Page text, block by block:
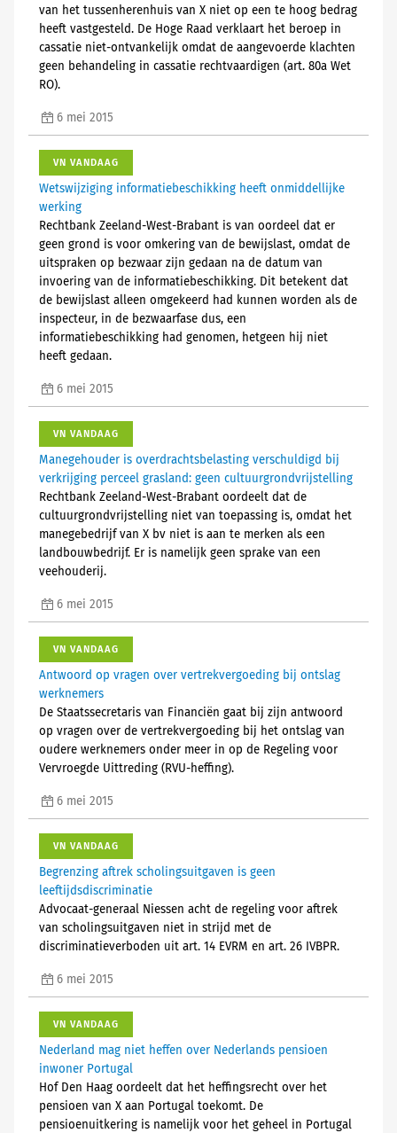
van het tussenherenhuis van X niet op een te hoog bedrag
heeft vastgesteld. De Hoge Raad verklaart het beroep in
cassatie niet-ontvankelijk omdat de aangevoerde klachten
geen behandeling in cassatie rechtvaardigen (art. 80a Wet
RO).
6 mei 2015
VN VANDAAG
Wetswijziging informatiebeschikking heeft onmiddellijke
werking
Rechtbank Zeeland-West-Brabant is van oordeel dat er
geen grond is voor omkering van de bewijslast, omdat de
uitspraken op bezwaar zijn gedaan na de datum van
invoering van de informatiebeschikking. Dit betekent dat
de bewijslast alleen omgekeerd had kunnen worden als de
inspecteur, in de bezwaarfase dus, een
informatiebeschikking had genomen, hetgeen hij niet
heeft gedaan.
6 mei 2015
VN VANDAAG
Manegehouder is overdrachtsbelasting verschuldigd bij
verkrijging perceel grasland: geen cultuurgrondvrijstelling
Rechtbank Zeeland-West-Brabant oordeelt dat de
cultuurgrondvrijstelling niet van toepassing is, omdat het
manegebedrijf van X bv niet is aan te merken als een
landbouwbedrijf. Er is namelijk geen sprake van een
veehouderij.
6 mei 2015
VN VANDAAG
Antwoord op vragen over vertrekvergoeding bij ontslag
werknemers
De Staatssecretaris van Financiën gaat bij zijn antwoord
op vragen over de vertrekvergoeding bij het ontslag van
oudere werknemers onder meer in op de Regeling voor
Vervroegde Uittreding (RVU-heffing).
6 mei 2015
VN VANDAAG
Begrenzing aftrek scholingsuitgaven is geen
leeftijdsdiscriminatie
Advocaat-generaal Niessen acht de regeling voor aftrek
van scholingsuitgaven niet in strijd met de
discriminatieverboden uit art. 14 EVRM en art. 26 IVBPR.
6 mei 2015
VN VANDAAG
Nederland mag niet heffen over Nederlands pensioen
inwoner Portugal
Hof Den Haag oordeelt dat het heffingsrecht over het
pensioen van X aan Portugal toekomt. De
pensioenuitkering is namelijk voor het geheel in Portugal